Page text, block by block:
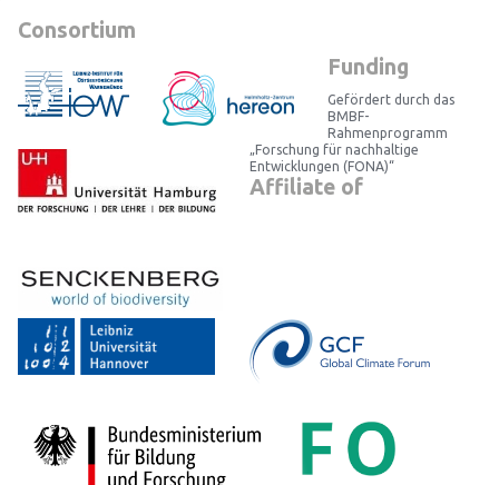
Consortium
Funding
Gefördert durch das
BMBF-
Rahmenprogramm
„Forschung für nachhaltige
Entwicklungen (FONA)“
Affiliate of